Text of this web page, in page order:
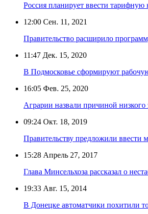
Россия планирует ввести тарифную
12:00 Сен. 11, 2021
Правительство расширило
11:47 Дек. 15, 2020
В Подмосковье сформируют
16:05 Фев. 25, 2020
Аграрии назвали причиной низкого
09:24 Окт. 18, 2019
Правительству предложили ввести
15:28 Апрель 27, 2017
Глава Минсельхоза рассказал о
19:33 Авг. 15, 2014
В Донецке автоматчики похитили